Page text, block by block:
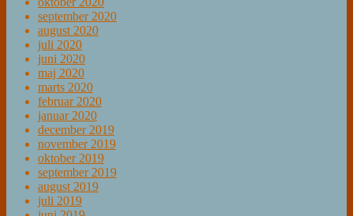
september 2020
august 2020
juli 2020
juni 2020
maj 2020
marts 2020
februar 2020
januar 2020
december 2019
november 2019
oktober 2019
september 2019
august 2019
juli 2019